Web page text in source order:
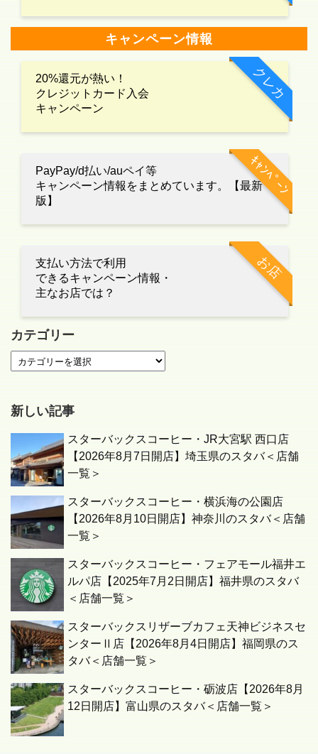
キャンペーン情報
クレカ
20%還元が熱い！
クレジットカード入会
キャンペーン
ｷｬﾝﾍﾟｰﾝ
PayPay/d払い/auペイ等
キャンペーン情報をまとめています。【最新
版】
お店
支払い方法で利用
できるキャンペーン情報・
主なお店では？
カテゴリー
新しい記事
スターバックスコーヒー・JR大宮駅 西口店
【2026年8月7日開店】埼玉県のスタバ＜店舗
一覧＞
スターバックスコーヒー・横浜海の公園店
【2026年8月10日開店】神奈川のスタバ＜店舗
一覧＞
スターバックスコーヒー・フェアモール福井エ
ルパ店【2025年7月2日開店】福井県のスタバ
＜店舗一覧＞
スターバックスリザーブカフェ天神ビジネスセ
ンターⅡ店【2026年8月4日開店】福岡県のス
タバ＜店舗一覧＞
スターバックスコーヒー・砺波店【2026年8月
12日開店】富山県のスタバ＜店舗一覧＞